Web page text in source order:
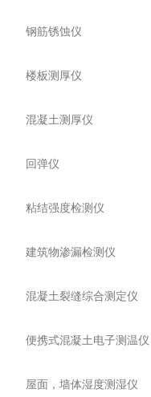
钢筋锈蚀仪
楼板测厚仪
混凝土测厚仪
回弹仪
粘结强度检测仪
建筑物渗漏检测仪
混凝土裂缝综合测定仪
便携式混凝土电子测温仪
屋面，墙体湿度测湿仪